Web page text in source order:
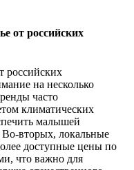
от российских
российских
на несколько
часто
климатических
малышей
вторых, локальные
доступные цены по
что важно для